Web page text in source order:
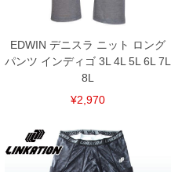
EDWIN デニスラ ニット ロング
パンツ インディゴ 3L 4L 5L 6L 7L
8L
¥2,970